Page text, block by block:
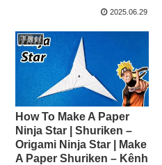
2025.06.29
手裏剣
How To Make A Paper
Ninja Star | Shuriken –
Origami Ninja Star | Make
A Paper Shuriken – Kênh